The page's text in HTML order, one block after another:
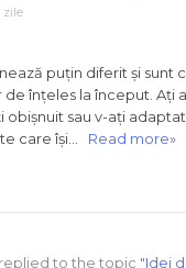
zile
puțin diferit și sunt
de înțeles la început. Ați
obișnuit sau v-ați
care își… Read more»
replied to the topic "Idei